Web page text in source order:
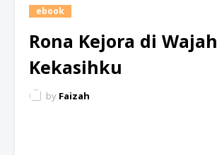
ebook
Rona Kejora di Wajah
Kekasihku
by Faizah